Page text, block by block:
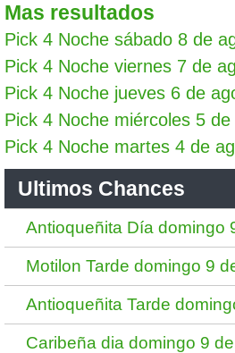
Mas resultados
Pick 4 Noche sábado 8 de
Pick 4 Noche viernes 7 de
Pick 4 Noche jueves 6 de
Pick 4 Noche miércoles 5
Pick 4 Noche martes 4 de
Ultimos Chances
Antioqueñita Día domingo
Motilon Tarde domingo 9
Antioqueñita Tarde
Caribeña dia domingo 9